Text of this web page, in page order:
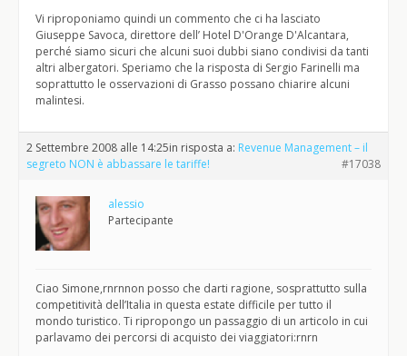
Vi riproponiamo quindi un commento che ci ha lasciato
Giuseppe Savoca, direttore dell’ Hotel D'Orange D'Alcantara,
perché siamo sicuri che alcuni suoi dubbi siano condivisi da tanti
altri albergatori. Speriamo che la risposta di Sergio Farinelli ma
soprattutto le osservazioni di Grasso possano chiarire alcuni
malintesi.
2 Settembre 2008 alle 14:25in risposta a: Revenue Management – il
segreto NON è abbassare le tariffe!
#17038
alessio
Partecipante
Ciao Simone,rnrnnon posso che darti ragione, sosprattutto sulla
competitività dell’Italia in questa estate difficile per tutto il
mondo turistico. Ti ripropongo un passaggio di un articolo in cui
parlavamo dei percorsi di acquisto dei viaggiatori:rnrn